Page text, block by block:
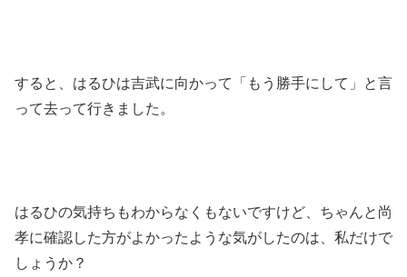
すると、はるひは吉武に向かって「もう勝手にして」と言
って去って行きました。
はるひの気持ちもわからなくもないですけど、ちゃんと尚
孝に確認した方がよかったような気がしたのは、私だけで
しょうか？